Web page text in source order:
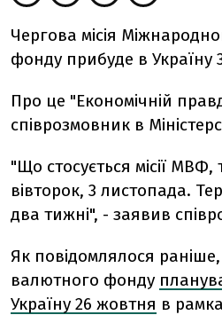
Чергова місія
фонду прибуде в Україну
Про це "Економічній
співрозмовник в
"Що стосується місії
вівторок, 3 листопада.
два тижні", - заявив
Як повідомлялося
валютного фонду
Україну 26 жовтня в